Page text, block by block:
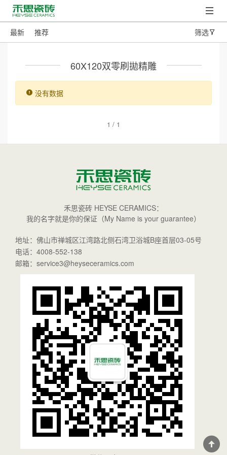
最新 推荐 筛选
60X120双零刷拋精雕
没有数据
1 / 1
禾思瓷砖 HEYSE CERAMICS：
我的名字就是你的保证（My Name is your guarantee）
地址：佛山市禅城区江湾路北侧石湾卫浴城B座首层03-05号
电话：4008-552-138
邮箱：service3@heyseceramics.com